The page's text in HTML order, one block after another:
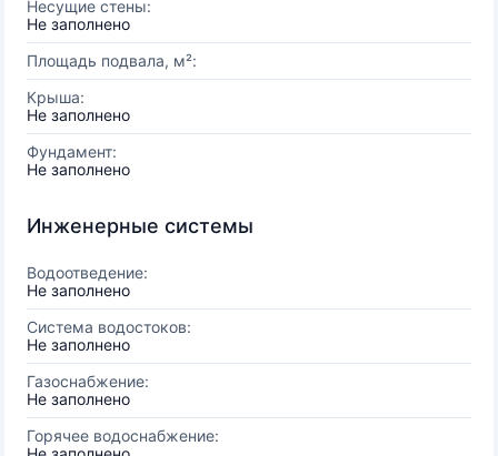
Несущие стены:
Не заполнено
Площадь подвала, м²:
Крыша:
Не заполнено
Фундамент:
Не заполнено
Инженерные системы
Водоотведение:
Не заполнено
Система водостоков:
Не заполнено
Газоснабжение:
Не заполнено
Горячее водоснабжение: